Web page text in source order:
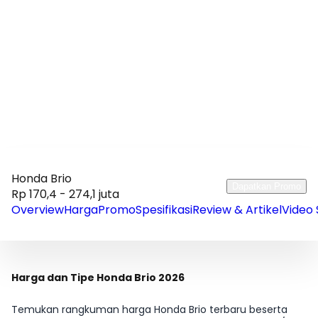
Honda Brio
Rp 170,4 - 274,1 juta
OverviewHargaPromoSpesifikasiReview & ArtikelVideo
Harga dan Tipe Honda Brio 2026
Temukan rangkuman harga Honda Brio terbaru beserta